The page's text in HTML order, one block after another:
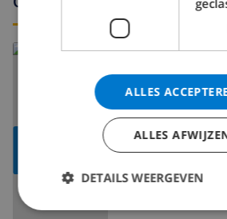
ALLES
ALLES
DETAILS WEERGEVEN